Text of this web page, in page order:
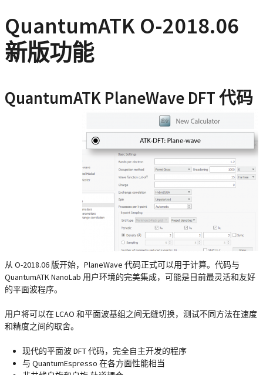
QuantumATK O-2018.06
新版功能
QuantumATK PlaneWave DFT 代码
从 O-2018.06 版开始，PlaneWave 代码正式可以用于计算。代码与
QuantumATK NanoLab 用户环境的完美集成，可能是目前最灵活和友好
的平面波程序。
用户将可以在 LCAO 和平面波基组之间无缝切换，测试不同方法在速度
和精度之间的取舍。
现代的平面波 DFT 代码，完全自主开发的程序
与 QuantumEspresso 在各方面性能相当